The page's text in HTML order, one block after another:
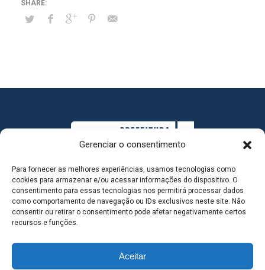
Gerenciar o consentimento
Para fornecer as melhores experiências, usamos tecnologias como
cookies para armazenar e/ou acessar informações do dispositivo. O
consentimento para essas tecnologias nos permitirá processar dados
como comportamento de navegação ou IDs exclusivos neste site. Não
consentir ou retirar o consentimento pode afetar negativamente certos
recursos e funções.
Aceitar
MAPA DO SITE